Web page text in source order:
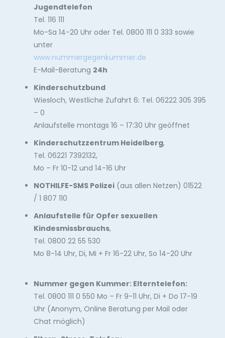
Jugendtelefon
Tel. 116 111
Mo-Sa 14-20 Uhr oder Tel. 0800 111 0 333 sowie
unter
www.nummergegenkummer.de
E-Mail-Beratung 24h
Kinderschutzbund
Wiesloch, Westliche Zufahrt 6: Tel. 06222 305 395
– 0
Anlaufstelle montags 16 – 17:30 Uhr geöffnet
Kinderschutzzentrum Heidelberg,
Tel. 06221 7392132,
Mo – Fr 10-12 und 14-16 Uhr
NOTHILFE-SMS Polizei(aus allen Netzen) 01522
/ 1 807 110
Anlaufstelle für Opfer sexuellen
Kindesmissbrauchs,
Tel. 0800 22 55 530
Mo 8-14 Uhr, Di, Mi + Fr 16-22 Uhr, So 14-20 Uhr
Nummer gegen Kummer: Elterntelefon:
Tel. 0800 111 0 550 Mo – Fr 9-11 Uhr, Di + Do 17-19
Uhr (Anonym, Online Beratung per Mail oder
Chat möglich)